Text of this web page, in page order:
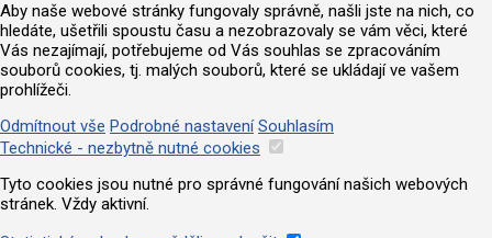
Aby naše webové stránky fungovaly správně, našli jste na nich, co
hledáte, ušetřili spoustu času a nezobrazovaly se vám věci, které
Vás nezajímají, potřebujeme od Vás souhlas se zpracováním
souborů cookies, tj. malých souborů, které se ukládají ve vašem
prohlížeči.
Odmítnout vše Podrobné nastavení Souhlasím
Technické - nezbytně nutné cookies
Tyto cookies jsou nutné pro správné fungování našich webových
stránek. Vždy aktivní.